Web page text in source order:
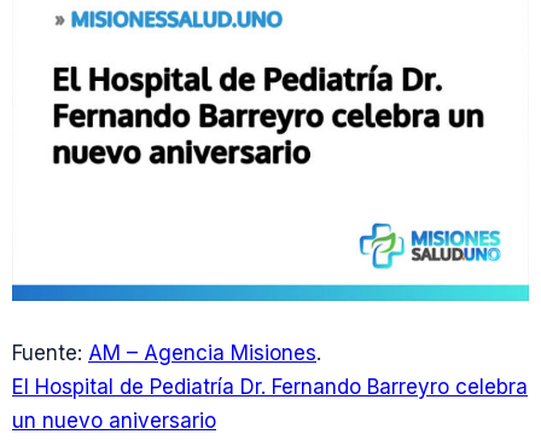
Fuente: AM – Agencia Misiones.
El Hospital de Pediatría Dr. Fernando Barreyro celebra
un nuevo aniversario